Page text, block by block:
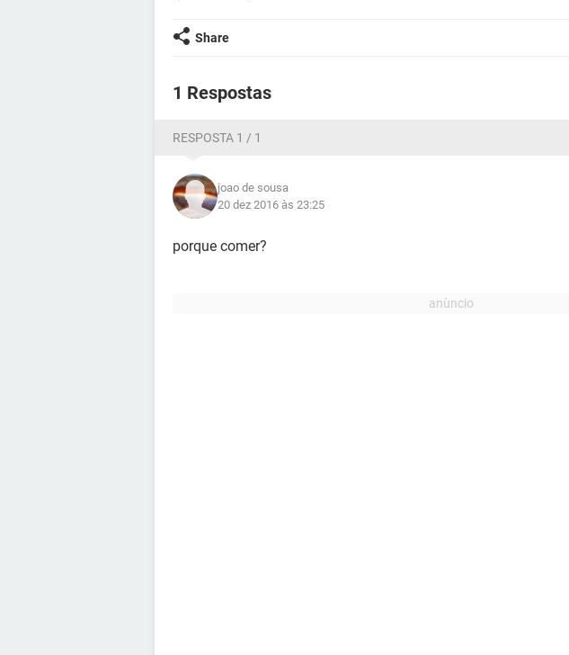
Share
1 Respostas
RESPOSTA 1 / 1
joao de sousa
20 dez 2016 às 23:25
porque comer?